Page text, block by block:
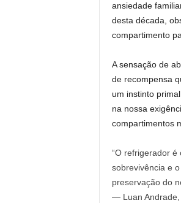
ansiedade
desta década,
compartimento
A sensação de
de recompensa
um instinto
na nossa
compartimentos
“O refrigerador
sobrevivência e
preservação do
— Luan Andrade,